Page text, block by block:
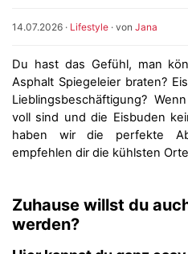
14.07.2026 · Lifestyle · von Jana
Du hast das Gefühl, man
Asphalt Spiegeleier braten?
Lieblingsbeschäftigung?
voll sind und die Eisbuden
haben wir die perfekte
empfehlen dir die kühlsten
Zuhause willst du
werden?